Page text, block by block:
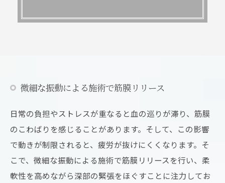
微細な振動による施術で筋膜リリース
日常の負担やストレスが重なると血の巡りが滞り、筋膜
のこわばりを感じることがあります。そして、この影響
で動きが制限されると、疲労が抜けにくくなります。そ
こで、微細な振動による施術で筋膜リリースを行い、柔
軟性を高めながら深部の緊張をほぐすことに注力してお